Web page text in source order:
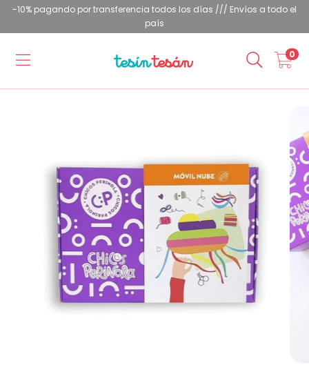
-10% pagando por transferencia todos los días /// Envíos a todo el
país
0